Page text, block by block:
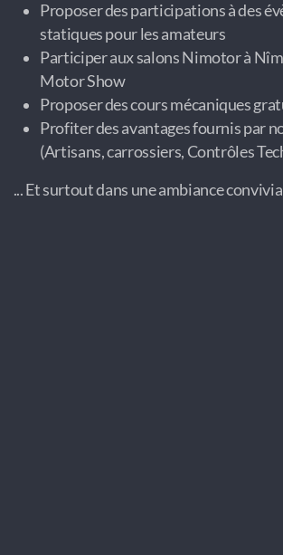
Proposer des participations à des
statiques pour les amateurs
Participer aux salons Nimotor à
Motor Show
Proposer des cours mécaniques
Profiter des avantages fournis par
(Artisans, carrossiers, Contrôles
... Et surtout dans une ambiance